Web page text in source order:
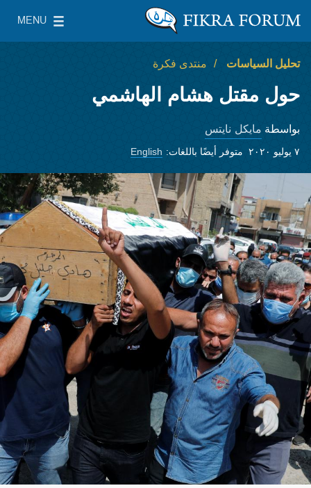
معهد واشنطن لسياسات الشرق الأدنى
MENU
Main Menu
تحليل السياسات منتدى فكرة
حول مقتل هشام الهاشمي
بواسطة مايكل نايتس
٧ يوليو ٢٠٢٠ متوفر أيضًا باللغات: English